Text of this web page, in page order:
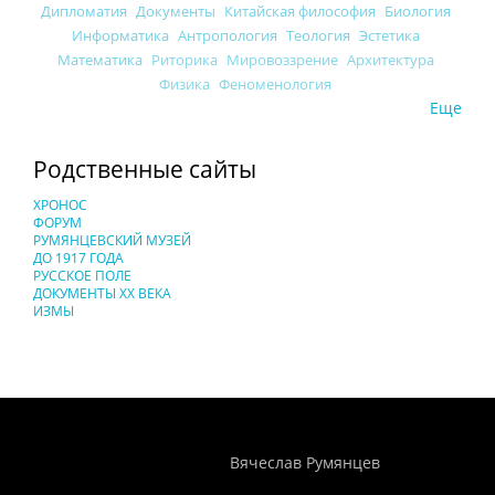
Дипломатия Документы Китайская философия Биология
Информатика Антропология Теология Эстетика
Математика Риторика Мировоззрение Архитектура
Физика Феноменология
Еще
Родственные сайты
ХРОНОС
ФОРУМ
РУМЯНЦЕВСКИЙ МУЗЕЙ
ДО 1917 ГОДА
РУССКОЕ ПОЛЕ
ДОКУМЕНТЫ XX ВЕКА
ИЗМЫ
Вячеслав Румянцев